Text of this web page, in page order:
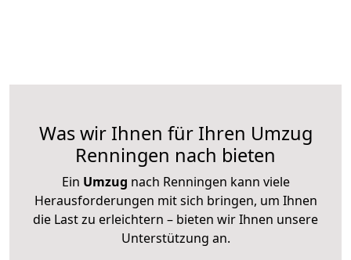
Was wir Ihnen für Ihren Umzug
Renningen nach bieten
Ein Umzug nach Renningen kann viele
Herausforderungen mit sich bringen, um Ihnen
die Last zu erleichtern – bieten wir Ihnen unsere
Unterstützung an.